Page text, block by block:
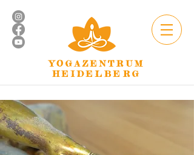
YOGAZENTRUM
HEIDELBERG